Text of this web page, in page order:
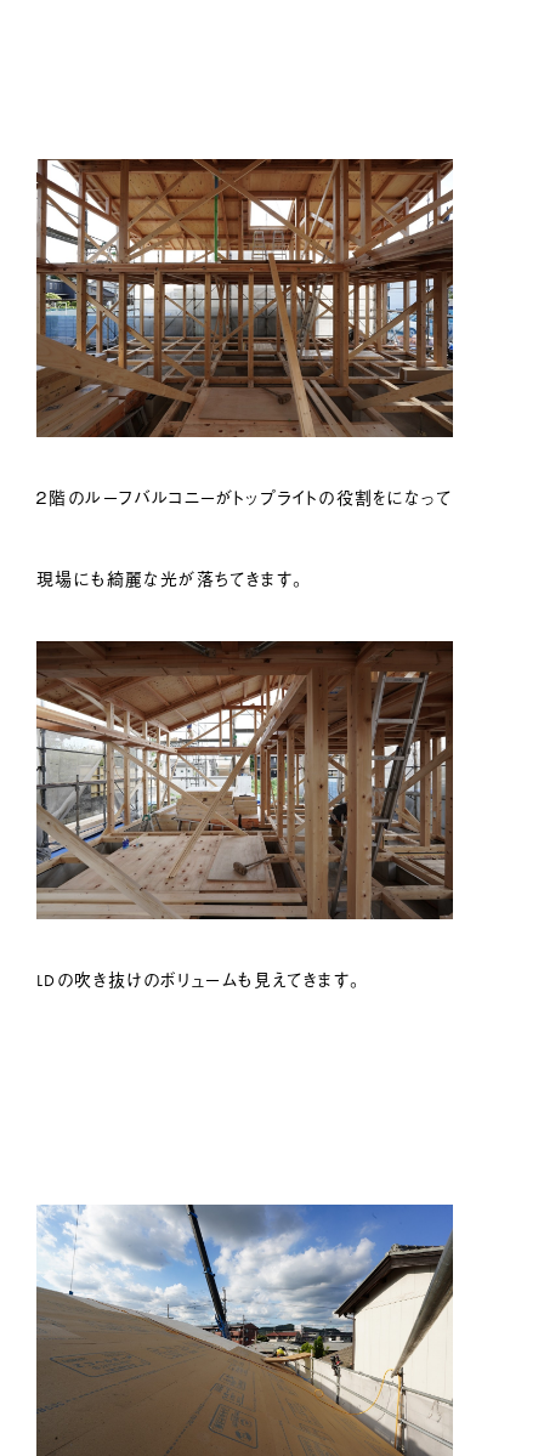
２階のルーフバルコニーがトップライトの役割をになって
現場にも綺麗な光が落ちてきます。
LDの吹き抜けのボリュームも見えてきます。